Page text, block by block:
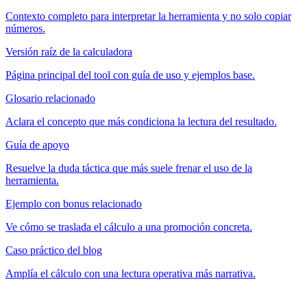
Contexto completo para interpretar la herramienta y no solo copiar
números.
Versión raíz de la calculadora
Página principal del tool con guía de uso y ejemplos base.
Glosario relacionado
Aclara el concepto que más condiciona la lectura del resultado.
Guía de apoyo
Resuelve la duda táctica que más suele frenar el uso de la
herramienta.
Ejemplo con bonus relacionado
Ve cómo se traslada el cálculo a una promoción concreta.
Caso práctico del blog
Amplía el cálculo con una lectura operativa más narrativa.